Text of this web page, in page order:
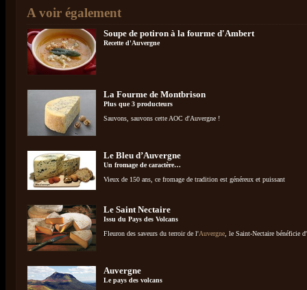
A voir également
Soupe de potiron à la fourme d'Ambert
Recette d'Auvergne
La Fourme de Montbrison
Plus que 3 producteurs
Sauvons, sauvons cette AOC d'Auvergne !
Le Bleu d’Auvergne
Un fromage de caractère…
Vieux de 150 ans, ce fromage de tradition est généreux et puissant
Le Saint Nectaire
Issu du Pays des Volcans
Fleuron des saveurs du terroir de l'Auvergne , le Saint-Nectaire bénéficie
Auvergne
Le pays des volcans